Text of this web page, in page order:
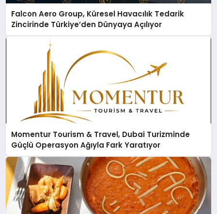
Falcon Aero Group, Küresel Havacılık Tedarik
Zincirinde Türkiye’den Dünyaya Açılıyor
Momentur Tourism & Travel, Dubai Turizminde
Güçlü Operasyon Ağıyla Fark Yaratıyor